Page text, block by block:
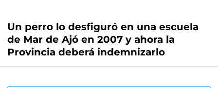
Un perro lo desfiguró en una escuela
de Mar de Ajó en 2007 y ahora la
Provincia deberá indemnizarlo